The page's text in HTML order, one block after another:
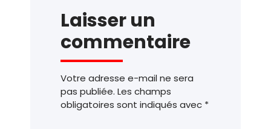
Laisser un
commentaire
Votre adresse e-mail ne sera
pas publiée. Les champs
obligatoires sont indiqués avec *